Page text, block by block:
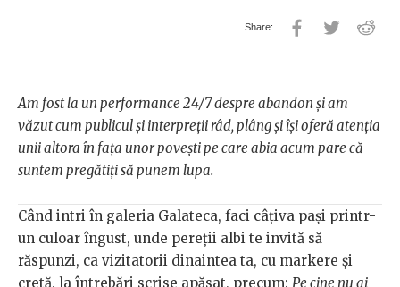
Am fost la un performance 24/7 despre abandon și am
văzut cum publicul și interpreții râd, plâng și își oferă atenția
unii altora în fața unor povești pe care abia acum pare că
suntem pregătiți să punem lupa.
Când intri în galeria Galateca, faci câțiva pași printr-
un culoar îngust, unde pereții albi te invită să
răspunzi, ca vizitatorii dinaintea ta, cu markere și
cretă, la întrebări scrise apăsat, precum: Pe cine nu ai